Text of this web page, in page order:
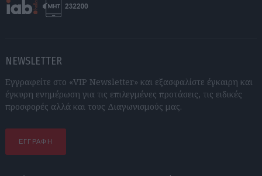
NEWSLETTER
Εγγραφείτε στο «VIP Newsletter» και εξασφαλίστε έγκαιρη και
έγκυρη ενημέρωση για τις επιλεγμένες προτάσεις, τις ειδικές
προσφορές αλλά και τους Διαγωνισμούς μας.
ΕΓΓΡΑΦΗ